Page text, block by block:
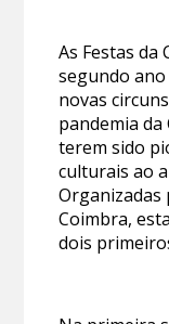
As Festas da
segundo
novas
pandemia da
terem sido
culturais ao
Organizadas
Coimbra,
dois